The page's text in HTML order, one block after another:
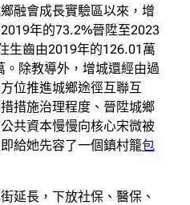
融會成長實驗區以來，增
年的73.2%晉陞至2023
生齒由2019年的126.01萬
除教導外，增城還經由過
位推進城鄉途徑互聯互
措施治理程度、晉陞城鄉
共資本慢慢向核心宋微被
給她先容了一個鎮村籠包
延長，下放社保、醫保、